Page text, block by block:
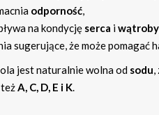
odporność,
na kondycję serca iwątroby
sugerujące, że może pomagać
jest naturalnie wolna od sodu,
teżA, C, D, E i K.